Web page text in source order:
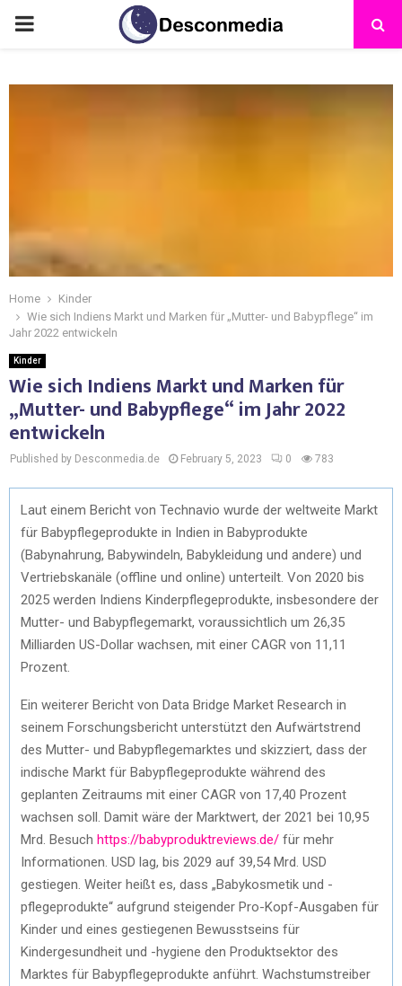
Home
Kinder
Wie sich Indiens Markt und Marken für „Mutter- und Babypflege“ im
Jahr 2022 entwickeln
Kinder
Wie sich Indiens Markt und Marken für
„Mutter- und Babypflege“ im Jahr 2022
entwickeln
Published by Desconmedia.de February 5, 2023 0 783
Laut einem Bericht von Technavio wurde der weltweite Markt
für Babypflegeprodukte in Indien in Babyprodukte
(Babynahrung, Babywindeln, Babykleidung und andere) und
Vertriebskanäle (offline und online) unterteilt. Von 2020 bis
2025 werden Indiens Kinderpflegeprodukte, insbesondere der
Mutter- und Babypflegemarkt, voraussichtlich um 26,35
Milliarden US-Dollar wachsen, mit einer CAGR von 11,11
Prozent.
Ein weiterer Bericht von Data Bridge Market Research in
seinem Forschungsbericht unterstützt den Aufwärtstrend
des Mutter- und Babypflegemarktes und skizziert, dass der
indische Markt für Babypflegeprodukte während des
geplanten Zeitraums mit einer CAGR von 17,40 Prozent
wachsen soll. Damit wäre der Marktwert, der 2021 bei 10,95
Mrd. Besuch https://babyproduktreviews.de/ für mehr
Informationen. USD lag, bis 2029 auf 39,54 Mrd. USD
gestiegen. Weiter heißt es, dass „Babykosmetik und -
pflegeprodukte“ aufgrund steigender Pro-Kopf-Ausgaben für
Kinder und eines gestiegenen Bewusstseins für
Kindergesundheit und -hygiene den Produktsektor des
Marktes für Babypflegeprodukte anführt. Wachstumstreiber